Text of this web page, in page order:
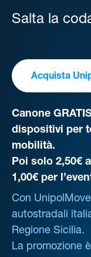
Salta la
Acquista
Canone
dispositivi per
mobilità.
Poi solo 2,50€
1,00€ per
Con
autostradali
Regione Sicilia.
La promozione